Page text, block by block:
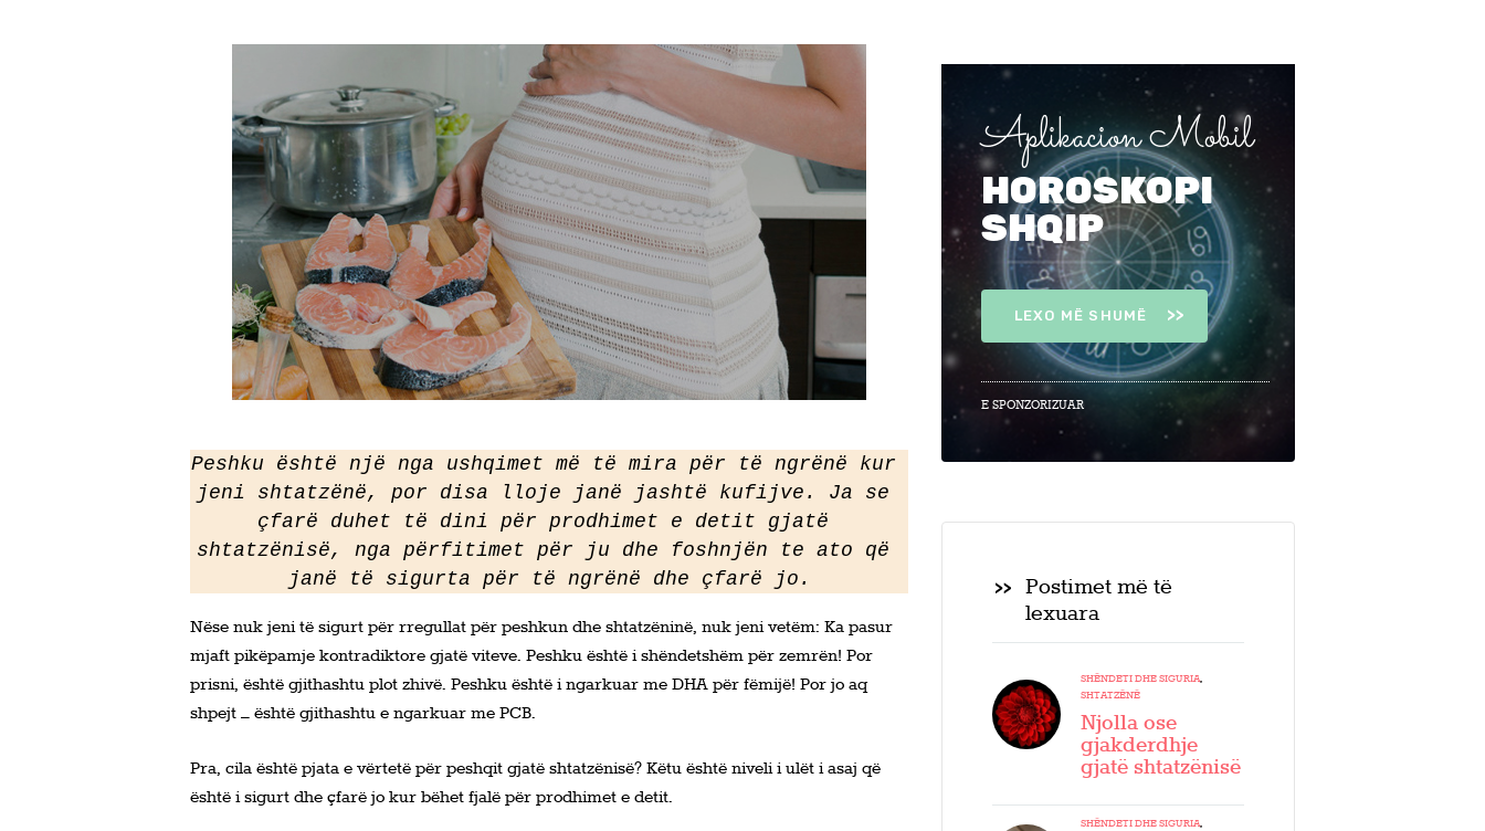
SHTATZËNË
VITI I PARË
KONTAKT
Peshku është një nga ushqimet më të mira për të ngrënë kur
jeni shtatzënë, por disa lloje janë jashtë kufijve. Ja se
çfarë duhet të dini për prodhimet e detit gjatë
shtatzënisë, nga përfitimet për ju dhe foshnjën te ato që
janë të sigurta për të ngrënë dhe çfarë jo.
Nëse nuk jeni të sigurt për rregullat për peshkun dhe shtatzëninë, nuk jeni vetëm: Ka pasur
mjaft pikëpamje kontradiktore gjatë viteve. Peshku është i shëndetshëm për zemrën! Por
prisni, është gjithashtu plot zhivë. Peshku është i ngarkuar me DHA për fëmijë! Por jo aq
shpejt – është gjithashtu e ngarkuar me PCB.
Pra, cila është pjata e vërtetë për peshqit gjatë shtatzënisë? Këtu është niveli i ulët i asaj që
është i sigurt dhe çfarë jo kur bëhet fjalë për prodhimet e detit.
Aplikacion Mobil
HOROSKOPI
SHQIP
LEXO MË SHUMË
E SPONZORIZUAR
Postimet më të
lexuara
SHËNDETI DHE SIGURIA,
SHTATZËNË
Njolla ose
gjakderdhje
gjatë shtatzënisë
SHËNDETI DHE SIGURIA,